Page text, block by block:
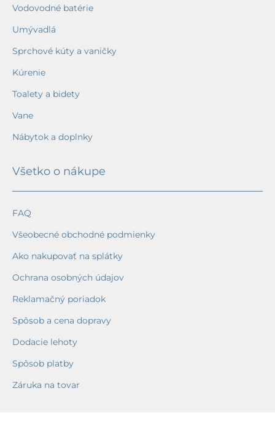
Vodovodné batérie
Umývadlá
Sprchové kúty a vaničky
Kúrenie
Toalety a bidety
Vane
Nábytok a doplnky
Všetko o nákupe
FAQ
Všeobecné obchodné podmienky
Ako nakupovať na splátky
Ochrana osobných údajov
Reklamačný poriadok
Spôsob a cena dopravy
Dodacie lehoty
Spôsob platby
Záruka na tovar